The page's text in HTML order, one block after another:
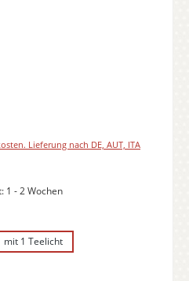
Lieferung nach DE, AUT, ITA
1 - 2 Wochen
mit 1 Teelicht